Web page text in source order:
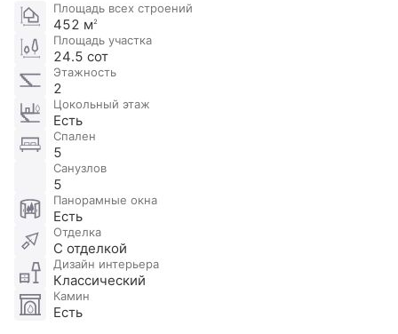
Площадь всех строений
452 м2
Площадь участка
24.5 сот
Этажность
2
Цокольный этаж
Есть
Спален
5
Санузлов
5
Панорамные окна
Есть
Отделка
С отделкой
Дизайн интерьера
Классический
Камин
Есть